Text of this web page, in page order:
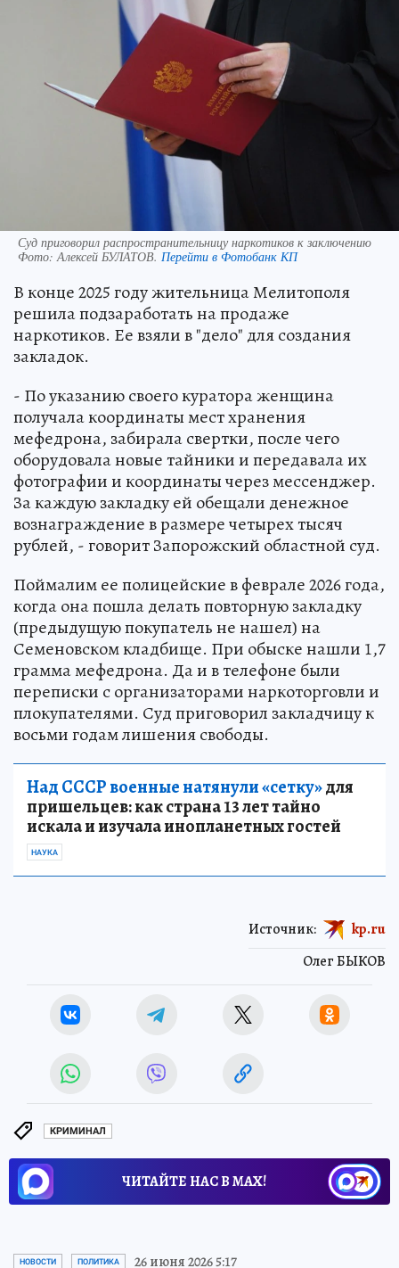
Суд приговорил распространительницу наркотиков к заключению
Фото:Алексей БУЛАТОВ. Перейти в Фотобанк КП
В конце 2025 году жительница Мелитополя
решила подзаработать на продаже
наркотиков. Ее взяли в "дело" для создания
закладок.
- По указанию своего куратора женщина
получала координаты мест хранения
мефедрона, забирала свертки, после чего
оборудовала новые тайники и передавала их
фотографии и координаты через мессенджер.
За каждую закладку ей обещали денежное
вознаграждение в размере четырех тысяч
рублей, - говорит Запорожский областной суд.
Поймалим ее полицейские в феврале 2026 года,
когда она пошла делать повторную закладку
(предыдущую покупатель не нашел) на
Семеновском кладбище. При обыске нашли 1,7
грамма мефедрона. Да и в телефоне были
переписки с организаторами наркоторговли и
плокупателями. Суд приговорил закладчицу к
восьми годам лишения свободы.
Над СССР военные натянули «сетку»для
пришельцев: как страна 13 лет тайно
искала и изучала инопланетных гостей
НАУКА
Олег БЫКОВ
Источник: kp.ru
КРИМИНАЛ
ЧИТАЙТЕ НАС В МАХ!
НОВОСТИ ПОЛИТИКА 26 июня 2026 5:17